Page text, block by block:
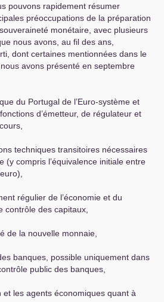
pouvons rapidement résumer
préoccupations de la préparation
monétaire, avec plusieurs
nous avons, au fil des ans,
dont certaines mentionnées dans le
avons présenté en septembre
du Portugal de l’Euro-système et
d’émetteur, de régulateur et
techniques transitoires nécessaires
(y compris l’équivalence initiale entre
régulier de l’économie et du
contrôle des capitaux,
de la nouvelle monnaie,
banques, possible uniquement dans
public des banques,
et les agents économiques quant à